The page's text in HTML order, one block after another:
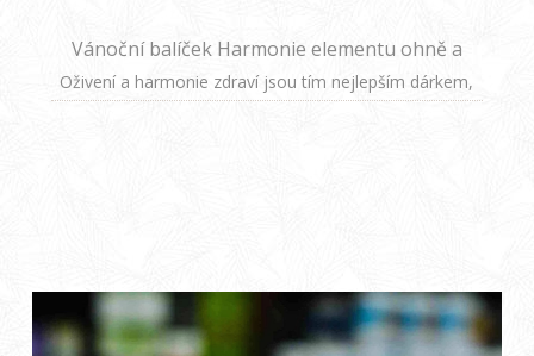
Vánoční balíček Harmonie elementu ohně a
napadení chladným větrem.
Oživení a harmonie zdraví jsou tím nejlepším dárkem,
který můžete svým blízkým letos pod stromeček